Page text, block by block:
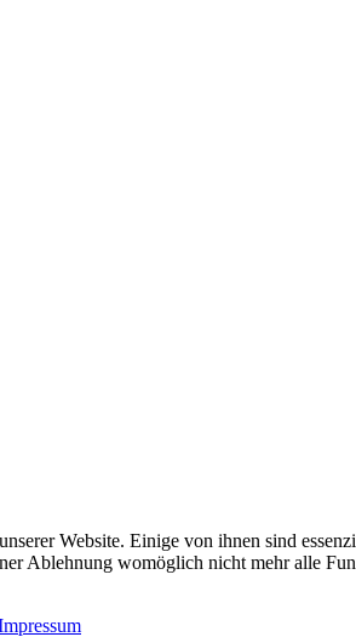
Website. Einige von ihnen sind
Ablehnung womöglich nicht mehr alle